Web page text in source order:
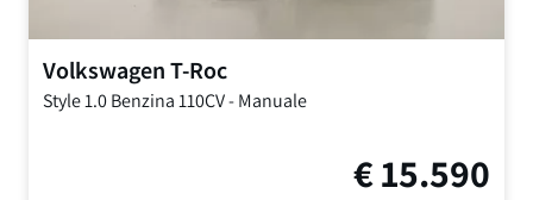
VolkswagenT-Roc
Style1.0 Benzina 110CV-Manuale
€15.590